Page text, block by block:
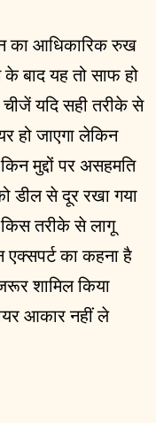
का आधिकारिक रुख
बाद यह तो साफ हो
यदि सही तरीके से
हो जाएगा लेकिन
मुद्दों पर असहमति
डील से दूर रखा गया
तरीके से लागू
एक्सपर्ट का कहना है
शामिल किया
आकार नहीं ले